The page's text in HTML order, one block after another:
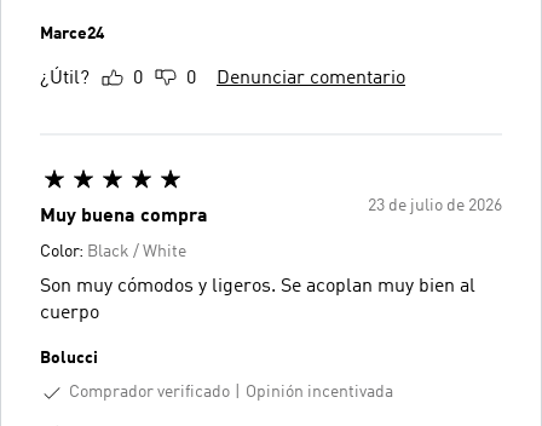
Marce24
¿Útil? 0 0 Denunciar comentario
23 de julio de 2026
Muy buena compra
Color: Black / White
Son muy cómodos y ligeros. Se acoplan muy bien al
cuerpo
Bolucci
Comprador verificado
Opinión incentivada